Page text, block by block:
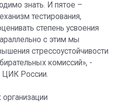
знать. И пятое –
тестирования,
степень усвоения
с этим мы
стрессоустойчивости
комиссий», -
ЦИК России.